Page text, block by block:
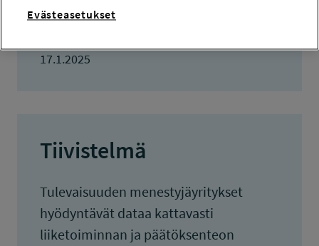
289 684 euroa
17.1.2025
Tiivistelmä
Tulevaisuuden menestyjäyritykset
hyödyntävät dataa kattavasti
liiketoiminnan ja päätöksenteon
Evästeasetukset